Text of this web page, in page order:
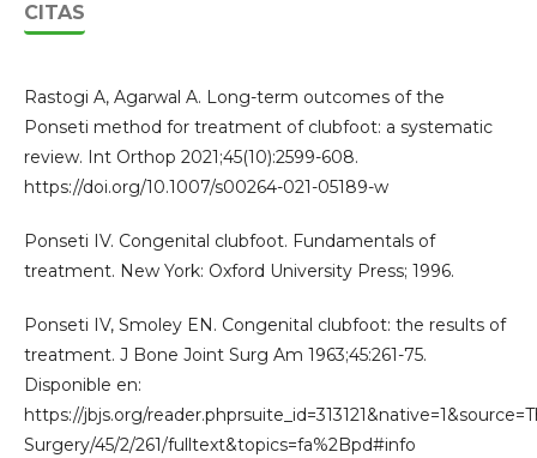
CITAS
Rastogi A, Agarwal A. Long-term outcomes of the
Ponseti method for treatment of clubfoot: a systematic
review. Int Orthop 2021;45(10):2599-608.
https://doi.org/10.1007/s00264-021-05189-w
Ponseti IV. Congenital clubfoot. Fundamentals of
treatment. New York: Oxford University Press; 1996.
Ponseti IV, Smoley EN. Congenital clubfoot: the results of
treatment. J Bone Joint Surg Am 1963;45:261-75.
Disponible en:
https://jbjs.org/
Surgery/45/2/261/fulltext&topics=fa%2Bpd#info